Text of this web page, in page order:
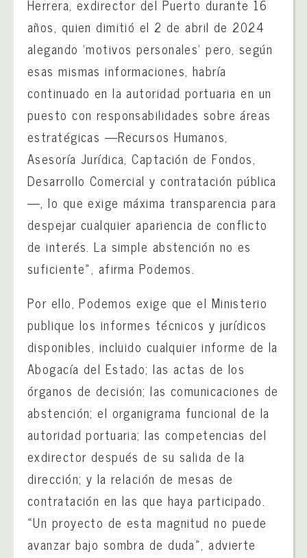
Herrera, exdirector del Puerto durante 16
años, quien dimitió el 2 de abril de 2024
alegando ‘motivos personales’ pero, según
esas mismas informaciones, habría
continuado en la autoridad portuaria en un
puesto con responsabilidades sobre áreas
estratégicas —Recursos Humanos,
Asesoría Jurídica, Captación de Fondos,
Desarrollo Comercial y contratación pública
—, lo que exige máxima transparencia para
despejar cualquier apariencia de conflicto
de interés. La simple abstención no es
suficiente», afirma Podemos.
Por ello, Podemos exige que el Ministerio
publique los informes técnicos y jurídicos
disponibles, incluido cualquier informe de la
Abogacía del Estado; las actas de los
órganos de decisión; las comunicaciones de
abstención; el organigrama funcional de la
autoridad portuaria; las competencias del
exdirector después de su salida de la
dirección; y la relación de mesas de
contratación en las que haya participado.
«Un proyecto de esta magnitud no puede
avanzar bajo sombra de duda», advierte